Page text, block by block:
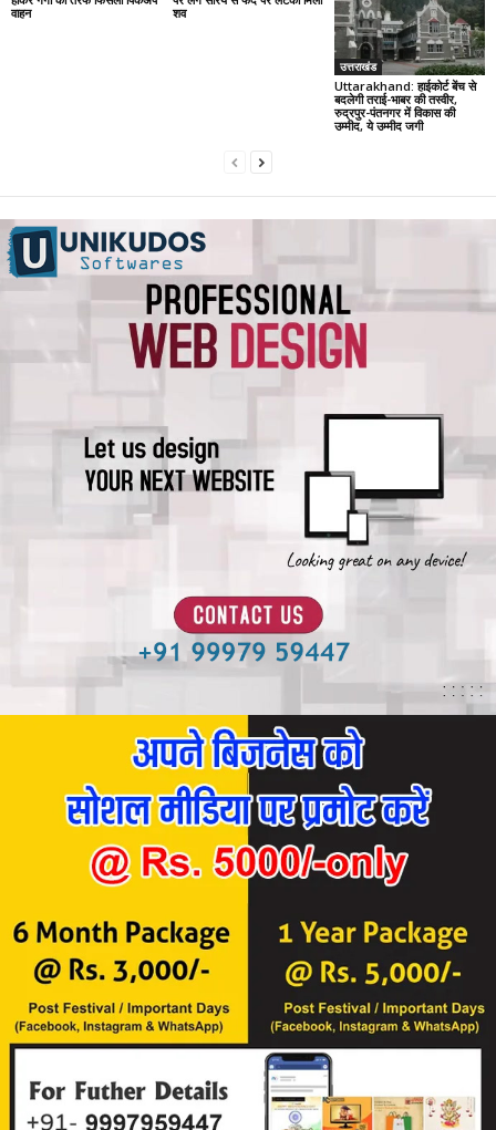
वाहन
शव
उत्तराखंड
Uttarakhand: हाईकोर्ट बेंच से
बदलेगी तराई-भाबर की तस्वीर,
रुद्रपुर-पंतनगर में विकास की
उम्मीद, ये उम्मीद जगी